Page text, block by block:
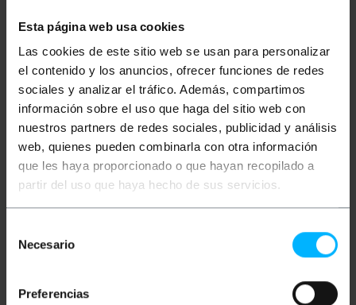
Esta página web usa cookies
Las cookies de este sitio web se usan para personalizar
el contenido y los anuncios, ofrecer funciones de redes
sociales y analizar el tráfico. Además, compartimos
información sobre el uso que haga del sitio web con
nuestros partners de redes sociales, publicidad y análisis
web, quienes pueden combinarla con otra información
que les haya proporcionado o que hayan recopilado a
partir del uso que haya hecho de sus servicios.
Necesario
Preferencias
pour la connexion par fibre optique. Par
conséquent, des fibres optiques de 36 mm ou
moins doivent être utilisées.
Mesures et poids
Poids brut: 2.55 kg
Dimensions du produit (largeur x profondeur x
hauteur): 31.0 x 20.0 x 8.0 cm
Nombre de colis: 1